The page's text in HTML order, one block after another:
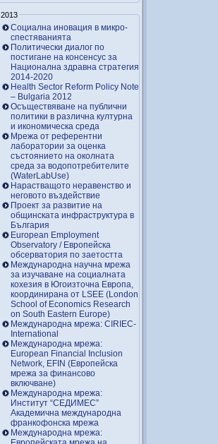
2013
Социална иновация в микро-
спестяванията
Политически диалог по
постигане на консенсус за
Национална здравна стратегия
2014-2020
Health Sector Reform Policy Note
– Bulgaria 2012
Осъществяване на публични
политики в различна културна
и икономическа среда
Мрежа от референтни
лаборатории за оценка
състоянието на околната
среда за водопотребителите
(WaterLabUse)
Нарастващото неравенство и
неговото въздействие
Проект за развитие на
общинската инфраструктура в
България
European Employment
Observatory / Европейска
обсерватория по заетостта
Международна научна мрежа
за изучаване на социалната
кохезия в Югоизточна Европа,
координирана от LSEE (London
School of Economics Research
on South Eastern Europe)
Международна мрежа: CIRIEC-
International
Международна мрежа:
European Financial Inclusion
Network, EFIN (Европейска
мрежа за финансово
включване)
Международна мрежа:
Институт “СЕДИМЕС”
Академична международна
франкофонска мрежа
Международна мрежа: